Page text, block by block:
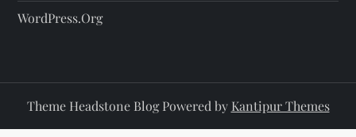
WordPress.org
Theme Headstone Blog Powered by Kantipur Themes